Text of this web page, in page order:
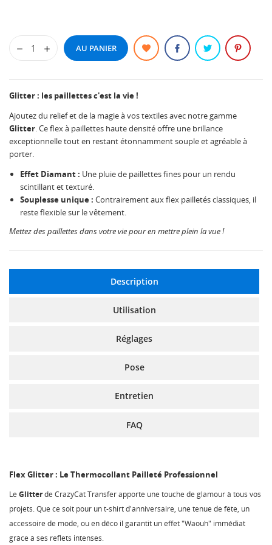
AU PANIER
Glitter : les paillettes c'est la vie !
Ajoutez du relief et de la magie à vos textiles avec notre gamme
Glitter. Ce flex à paillettes haute densité offre une brillance
exceptionnelle tout en restant étonnamment souple et agréable à
porter.
Effet Diamant : Une pluie de paillettes fines pour un rendu
scintillant et texturé.
Souplesse unique : Contrairement aux flex pailletés classiques, il
reste flexible sur le vêtement.
Mettez des paillettes dans votre vie pour en mettre plein la vue !
Description
Utilisation
Réglages
Pose
Entretien
FAQ
Flex Glitter : Le Thermocollant Pailleté Professionnel
Le Glitterde CrazyCat Transfer apporte une touche de glamour à tous vos
projets. Que ce soit pour un t-shirt d'anniversaire, une tenue de fête, un
accessoire de mode, ou en déco il garantit un effet "Waouh" immédiat
grâce à ses reflets intenses.